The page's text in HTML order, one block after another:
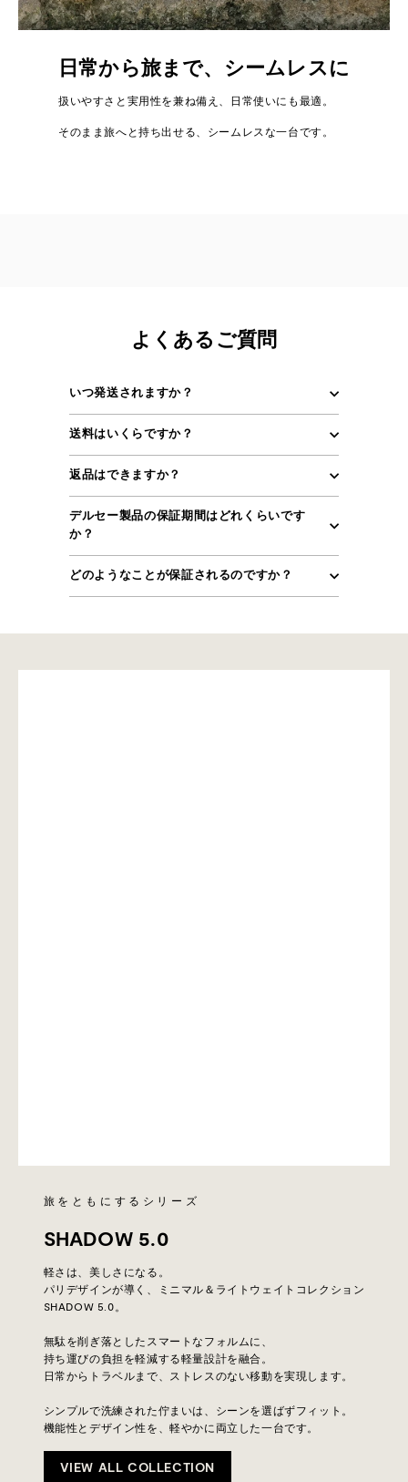
日常から旅まで、シームレスに
扱いやすさと実用性を兼ね備え、日常使いにも最適。
そのまま旅へと持ち出せる、シームレスな一台です。
よくあるご質問
いつ発送されますか？
送料はいくらですか？
返品はできますか？
デルセー製品の保証期間はどれくらいです
か？
どのようなことが保証されるのですか？
旅をともにするシリーズ
SHADOW 5.0
軽さは、美しさになる。
パリデザインが導く、ミニマル＆ライトウェイトコレクション
SHADOW 5.0。
無駄を削ぎ落としたスマートなフォルムに、
持ち運びの負担を軽減する軽量設計を融合。
日常からトラベルまで、ストレスのない移動を実現します。
シンプルで洗練された佇まいは、シーンを選ばずフィット。
機能性とデザイン性を、軽やかに両立した一台です。
VIEW ALL COLLECTION